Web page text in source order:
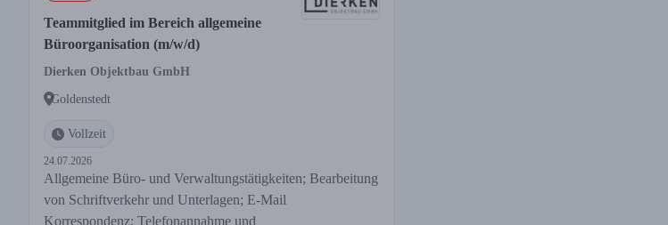
Teammitglied im Bereich allgemeine
Büroorganisation (m/w/d)
Dierken Objektbau GmbH
Goldenstedt
Vollzeit
24.07.2026
Allgemeine Büro- und Verwaltungstätigkeiten; Bearbeitung
von Schriftverkehr und Unterlagen; E-Mail
Korrespondenz; Telefonannahme und